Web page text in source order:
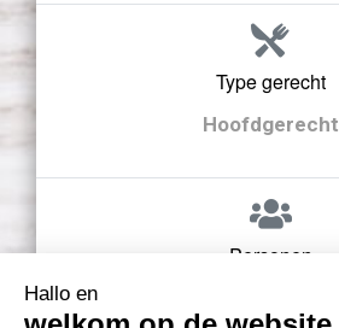
Type gerecht
Hoofdgerecht
Personen